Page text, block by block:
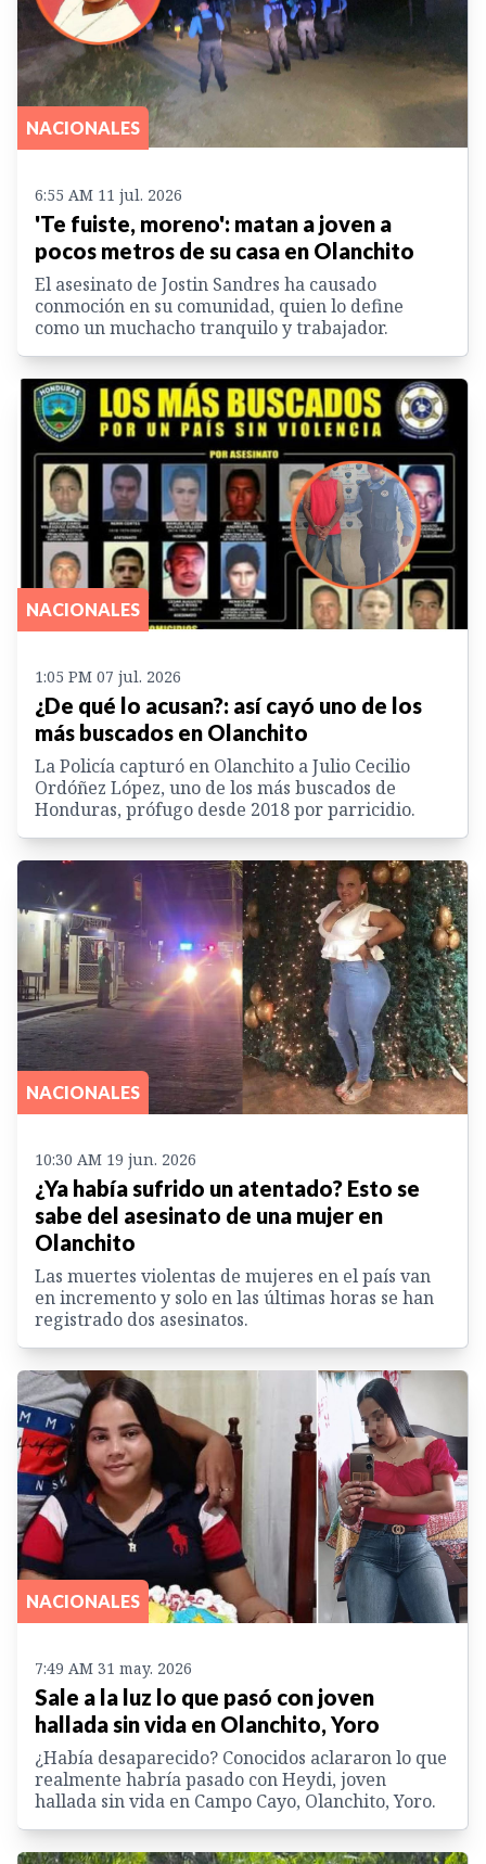
NACIONALES
6:55 AM 11 jul. 2026
'Te fuiste, moreno': matan a joven a
pocos metros de su casa en Olanchito
El asesinato de Jostin Sandres ha causado
conmoción en su comunidad, quien lo define
como un muchacho tranquilo y trabajador.
NACIONALES
1:05 PM 07 jul. 2026
¿De qué lo acusan?: así cayó uno de los
más buscados en Olanchito
La Policía capturó en Olanchito a Julio Cecilio
Ordóñez López, uno de los más buscados de
Honduras, prófugo desde 2018 por parricidio.
NACIONALES
10:30 AM 19 jun. 2026
¿Ya había sufrido un atentado? Esto se
sabe del asesinato de una mujer en
Olanchito
Las muertes violentas de mujeres en el país van
en incremento y solo en las últimas horas se han
registrado dos asesinatos.
NACIONALES
7:49 AM 31 may. 2026
Sale a la luz lo que pasó con joven
hallada sin vida en Olanchito, Yoro
¿Había desaparecido? Conocidos aclararon lo que
realmente habría pasado con Heydi, joven
hallada sin vida en Campo Cayo, Olanchito, Yoro.